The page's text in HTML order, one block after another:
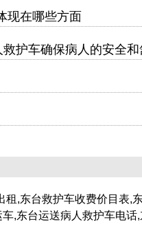
现在哪些方面
护车确保病人的安全和
租,东台救护车收费价目表,
,东台运送病人救护车电话